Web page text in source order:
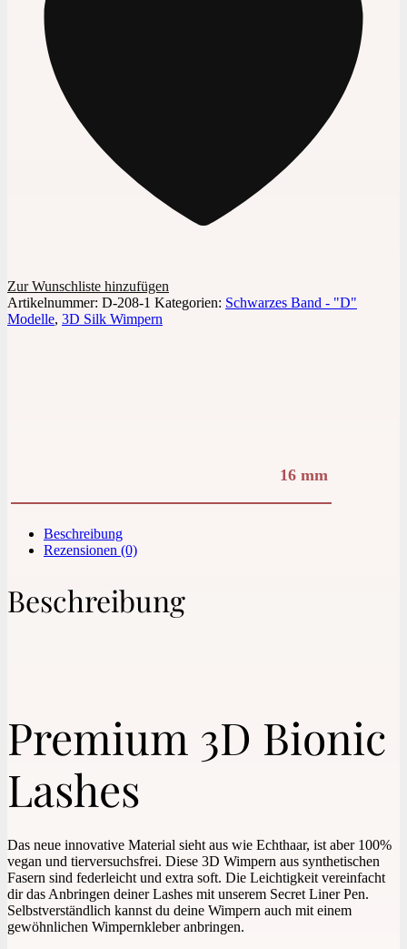
Zur Wunschliste hinzufügen
Artikelnummer: D-208-1 Kategorien: Schwarzes Band - "D"
Modelle, 3D Silk Wimpern
16 mm
Beschreibung
Rezensionen (0)
Beschreibung
Premium 3D Bionic
Lashes
Das neue innovative Material sieht aus wie Echthaar, ist aber 100%
vegan und tierversuchsfrei. Diese 3D Wimpern aus synthetischen
Fasern sind federleicht und extra soft. Die Leichtigkeit vereinfacht
dir das Anbringen deiner Lashes mit unserem Secret Liner Pen.
Selbstverständlich kannst du deine Wimpern auch mit einem
gewöhnlichen Wimpernkleber anbringen.